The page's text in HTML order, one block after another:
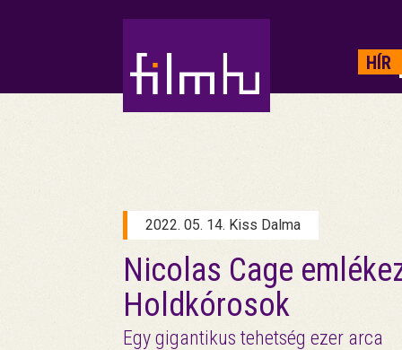
HÍR
2022. 05. 14. Kiss Dalma
Nicolas Cage
Holdkórosok
Egy gigantikus tehetség ezer arca